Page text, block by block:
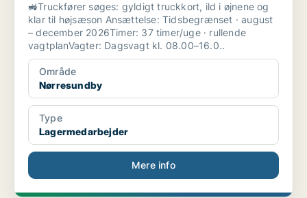
🚜Truckfører søges: gyldigt truckkort, ild i øjnene og
klar til højsæson Ansættelse: Tidsbegrænset · august
– december 2026Timer: 37 timer/uge · rullende
vagtplanVagter: Dagsvagt kl. 08.00–16.0..
Område
Nørresundby
Type
Lagermedarbejder
Mere info